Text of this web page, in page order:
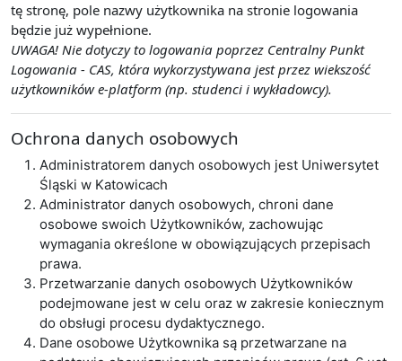
tę stronę, pole nazwy użytkownika na stronie logowania
będzie już wypełnione.
UWAGA! Nie dotyczy to logowania poprzez Centralny Punkt
Logowania - CAS, która wykorzystywana jest przez wiekszość
użytkowników e-platform (np. studenci i wykładowcy).
Ochrona danych osobowych
Administratorem danych osobowych jest Uniwersytet
Śląski w Katowicach
Administrator danych osobowych, chroni dane
osobowe swoich Użytkowników, zachowując
wymagania określone w obowiązujących przepisach
prawa.
Przetwarzanie danych osobowych Użytkowników
podejmowane jest w celu oraz w zakresie koniecznym
do obsługi procesu dydaktycznego.
Dane osobowe Użytkownika są przetwarzane na